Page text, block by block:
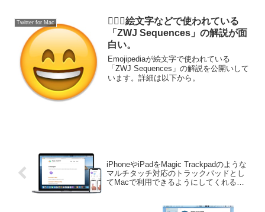
Twitter for Mac
👩‍❤️‍👩絵文字などで使われている
「ZWJ Sequences」の解説が面
白い。
Emojipediaが絵文字で使われている
「ZWJ Sequences」の解説を公開いして
います。詳細は以下から。
iPhoneやiPadをMagic Trackpadのような
マルチタッチ対応のトラックパッドとし
てMacで利用できるようにしてくれるユ